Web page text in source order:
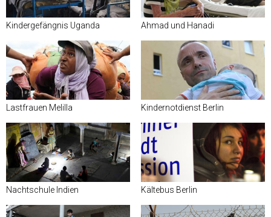
Kindergefängnis Uganda Ahmad und Hanadi
Lastfrauen Melilla Kindernotdienst Berlin
Nachtschule Indien Kältebus Berlin